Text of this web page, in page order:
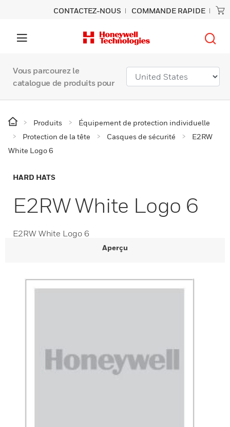
CONTACTEZ-NOUS COMMANDE RAPIDE
Vous parcourez le
catalogue de produits pour
Produits
Équipement de protection individuelle
Protection de la tête
Casques de sécurité
E2RW
White Logo 6
HARD HATS
E2RW White Logo 6
E2RW White Logo 6
Aperçu